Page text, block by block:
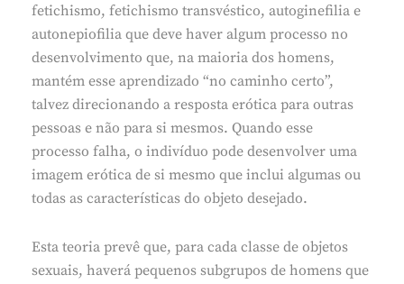
fetichismo, fetichismo transvéstico, autoginefilia e
autonepiofilia que deve haver algum processo no
desenvolvimento que, na maioria dos homens,
mantém esse aprendizado “no caminho certo”,
talvez direcionando a resposta erótica para outras
pessoas e não para si mesmos. Quando esse
processo falha, o indivíduo pode desenvolver uma
imagem erótica de si mesmo que inclui algumas ou
todas as características do objeto desejado.
Esta teoria prevê que, para cada classe de objetos
sexuais, haverá pequenos subgrupos de homens que